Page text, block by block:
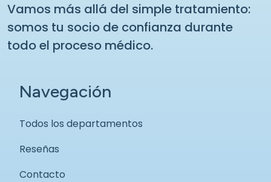
Vamos más allá del simple tratamiento:
somos tu socio de confianza durante
todo el proceso médico.
Navegación
Todos los departamentos
Reseñas
Contacto